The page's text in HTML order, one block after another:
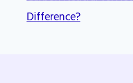
Difference?